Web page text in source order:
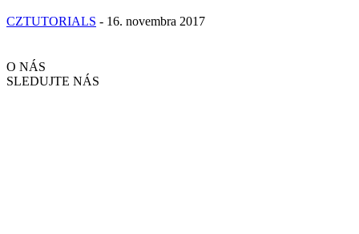
CZTUTORIALS - 16. novembra 2017
O NÁS
SLEDUJTE NÁS